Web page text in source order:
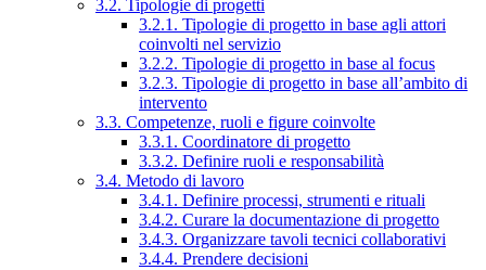
3.2. Tipologie di progetti
3.2.1. Tipologie di progetto in base agli attori
coinvolti nel servizio
3.2.2. Tipologie di progetto in base al focus
3.2.3. Tipologie di progetto in base all’ambito di
intervento
3.3. Competenze, ruoli e figure coinvolte
3.3.1. Coordinatore di progetto
3.3.2. Definire ruoli e responsabilità
3.4. Metodo di lavoro
3.4.1. Definire processi, strumenti e rituali
3.4.2. Curare la documentazione di progetto
3.4.3. Organizzare tavoli tecnici collaborativi
3.4.4. Prendere decisioni